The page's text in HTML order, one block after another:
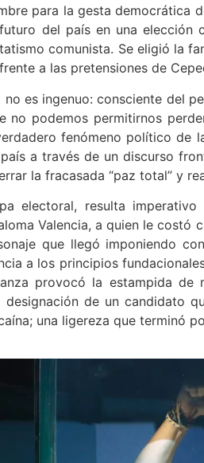
para la gesta democrática
del país en una elección
comunista. Se eligió la
a las pretensiones de
no es ingenuo: consciente del
no podemos permitirnos
fenómeno político de
a través de un discurso
la fracasada “paz total” y
electoral, resulta
Valencia, a quien le costó
que llegó imponiendo
a los principios
provocó la estampida
designación de un candidato
una ligereza que terminó